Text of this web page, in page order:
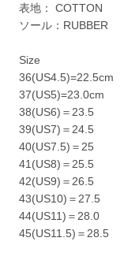
表地： COTTON
ソール：RUBBER
Size
36(US4.5)=22.5cm
37(US5)=23.0cm
38(US6)＝23.5
39(US7)＝24.5
40(US7.5)＝25
41(US8)＝25.5
42(US9)＝26.5
43(US10)＝27.5
44(US11)＝28.0
45(US11.5)＝28.5